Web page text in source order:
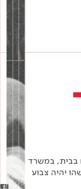
בבית, במשרד
יהיה צבוע